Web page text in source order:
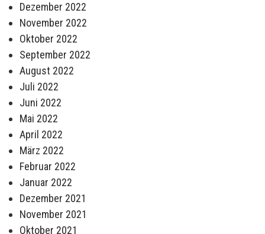
Dezember 2022
November 2022
Oktober 2022
September 2022
August 2022
Juli 2022
Juni 2022
Mai 2022
April 2022
März 2022
Februar 2022
Januar 2022
Dezember 2021
November 2021
Oktober 2021